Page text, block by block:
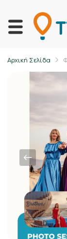
Αρχική Σελίδα